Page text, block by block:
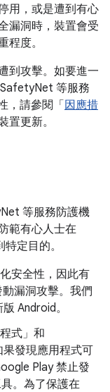
用，或是遭到有心
漏洞時，裝置會受
程度。
到攻擊。如要進一
等服務
，請參閱「 因應措
置更新。
等服務防護機
範有心人士在
定目的。
安全性，因此有
漏洞攻擊。我們
Android。
式」和
發現應用程式可
Play 禁止發
。為了保護在